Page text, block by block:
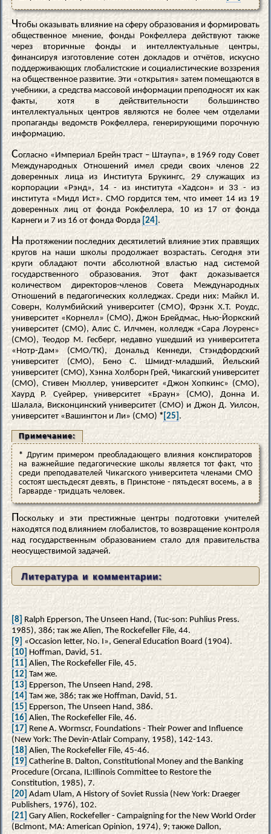
Ч тобы оказывать влияние на сферу образования и формировать
общественное мнение, фонды Рокфеллера действуют также
через вторичные фонды и интеллектуальные центры,
финансируя изготовление сотен докладов и отчётов, искусно
поддерживающих глобалистские и социалистические воззрения
на общественное развитие. Эти «открытия» затем помещаются в
учебники, а средства массовой информации преподносят их как
факты, хотя в действительности большинство
интеллектуальных центров являются не более чем отделами
пропаганды ведомств Рокфеллера, генерирующими порочную
информацию.
Согласно «Империал Брейн траст – Штаупа», в 1969 году Совет
Международных Отношений имел среди своих членов 22
доверенных лица из Института Брукингс, 29 служащих из
корпорации «Рэнд», 14 - из института «Хадсон» и 33 - из
института «Мидл Ист». СМО гордится тем, что имеет 14 из 19
доверенных лиц от фонда Рокфеллера, 10 из 17 от фонда
Карнеги и 7 из 16 от фонда Форда [24].
На протяжении последних десятилетий влияние этих правящих
кругов на наши школы продолжает возрастать. Сегодня эти
круги обладают почти абсолютной властью над системой
государственного образования. Этот факт доказывается
количеством директоров-членов Совета Международных
Отношений в педагогических колледжах. Среди них: Майкл И.
Соверн, Колумбийский университет (СМО), Фрэнк Х.Т. Роудс,
университет «Корнелл» (СМО), Джон Брейдмас, Нью-Йоркский
университет (СМО), Алис С. Илчмен, колледж «Сара Лоуренс»
(СМО), Теодор М. Гесберг, недавно ушедший из университета
«Нотр-Дам» (СМО/ТК), Дональд Кеннеди, Стэндфордский
университет (СМО), Бено С. Шмидт-младший, Йельский
университет (СМО), Хэнна Холборн Грей, Чикагский университет
(СМО), Стивен Мюллер, университет «Джон Хопкинс» (СМО),
Хаурд Р. Суейрер, университет «Браун» (СМО), Донна И.
Шалала, Висконцинский университет (СМО) и Джон Д. Уилсон,
университет «Вашингтон и Ли» (СМО) * [25] .
Примечание:
* Другим примером преобладающего влияния конспираторов
на важнейшие педагогические школы является тот факт, что
среди преподавателей Чикагского университета членами СМО
состоят шестьдесят девять, в Принстоне - пятьдесят восемь, а в
Гарварде - тридцать человек.
Поскольку и эти престижные центры подготовки учителей
находятся под влиянием глобалистов, то возвращение контроля
над государственным образованием стало для правительства
неосуществимой задачей.
Литература и комментарии:
[8] Ralph Epperson, The Unseen Hand, (Tuc-son: Puhlius Press.
1985), 386; так же Alien, The Rockefeller File, 44.
[9] «Occasion letter, No. I», General Education Board (1904).
[10] Hoffman, David, 51.
[11] Alien, The Rockefeller File, 45.
[12] Там же.
[13] Epperson, The Unseen Hand, 298.
[14] Там же, 386; так же Hoffman, David, 51.
[15]
Epperson, The Unseen Hand, 386.
[16] Alien, The Rockefeller File, 46.
[17] Rene A. Wormscr, Foundations - Their Power and Influence
(New York: The Devin-Atlair Company, 1958), 142-143.
[18] Alien, The Rockefeller File, 45-46.
[19] Catherine В. Dalton, Constitutional Money and the Banking
Procedure (Orcana, IL:Illinois Committee to Restore the
Constitution, 1985), 7.
[20] Adam Ulam, A History of Soviet Russia (New York: Draeger
Publishers, 1976), 102.
[21] Gary Alien, Rockefeller - Campaigning for the New World Order
(Bclmont, MA: American Opinion, 1974), 9; также Dallon,